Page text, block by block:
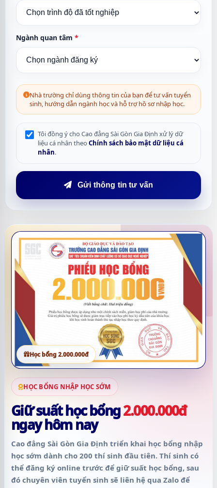
Ngành quan tâm *
Nhà trường chỉ dùng thông tin của bạn để tư vấn tuyển
sinh, hướng dẫn ngành học và hỗ trợ hồ sơ nhập học.
Tôi đồng ý cho Cao đẳng Sài Gòn Gia Định xử lý dữ
liệu cá nhân theo Chính sách bảo mật dữ liệu cá
nhân.
Gửi thông tin tư vấn
HỌC BỔNG NHẬP HỌC SỚM
Giữ suất học bổng2.000.000đ
ngay hôm nay
Cao đẳng Sài Gòn Gia Định triển khai học bổng nhập
học sớm dành cho 200 thí sinh đầu tiên. Thí sinh có
thể đăng ký online trước để giữ suất học bổng, sau
đó chuyên viên tuyển sinh sẽ liên hệ qua Zalo để
Học bổng 2.000.000đ